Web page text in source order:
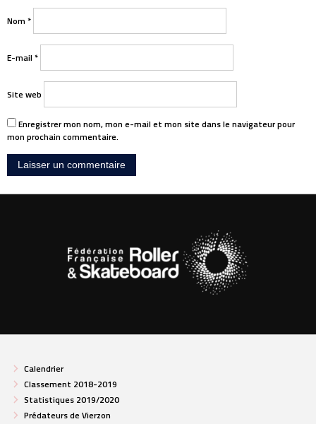
Nom *
E-mail *
Site web
Enregistrer mon nom, mon e-mail et mon site dans le navigateur pour
mon prochain commentaire.
Calendrier
Classement 2018-2019
Statistiques 2019/2020
Prédateurs de Vierzon